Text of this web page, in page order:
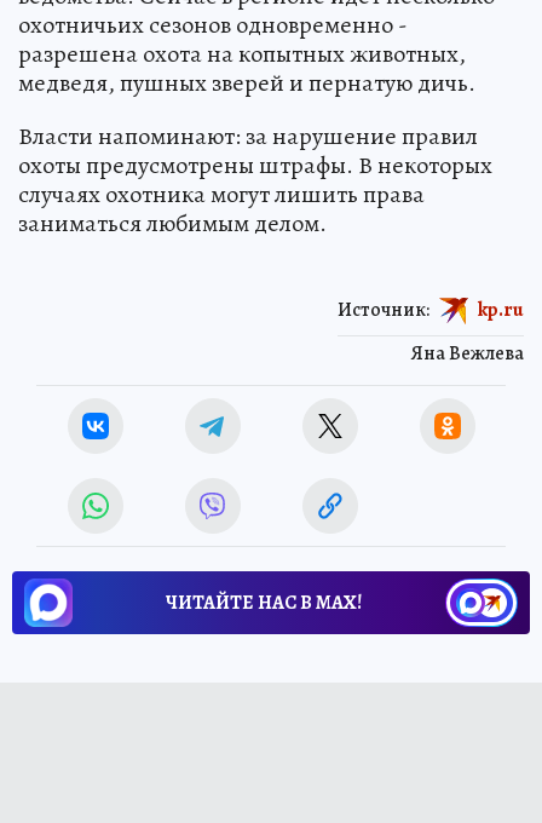
охотничьих сезонов одновременно -
разрешена охота на копытных животных,
медведя, пушных зверей и пернатую дичь.
Власти напоминают: за нарушение правил
охоты предусмотрены штрафы. В некоторых
случаях охотника могут лишить права
заниматься любимым делом.
Яна Вежлева
Источник: kp.ru
ЧИТАЙТЕ НАС В МАХ!